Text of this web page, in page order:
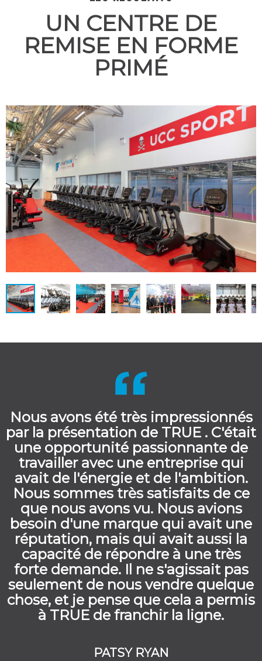
UN CENTRE DE
REMISE EN FORME
PRIMÉ
Nous avons été très impressionnés
par la présentation de TRUE . C'était
une opportunité passionnante de
travailler avec une entreprise qui
avait de l'énergie et de l'ambition.
Nous sommes très satisfaits de ce
que nous avons vu. Nous avions
besoin d'une marque qui avait une
réputation, mais qui avait aussi la
capacité de répondre à une très
forte demande. Il ne s'agissait pas
seulement de nous vendre quelque
chose, et je pense que cela a permis
à TRUE de franchir la ligne.
PATSY RYAN